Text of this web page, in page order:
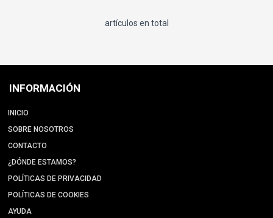
artículos en total
INFORMACIÓN
INICIO
SOBRE NOSOTROS
CONTACTO
¿DÓNDE ESTAMOS?
POLÍTICAS DE PRIVACIDAD
POLÍTICAS DE COOKIES
AYUDA